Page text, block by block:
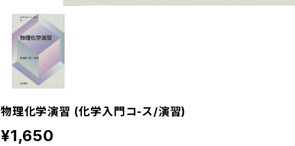
物理化学演習 (化学入門コ-ス/演習)
¥1,650